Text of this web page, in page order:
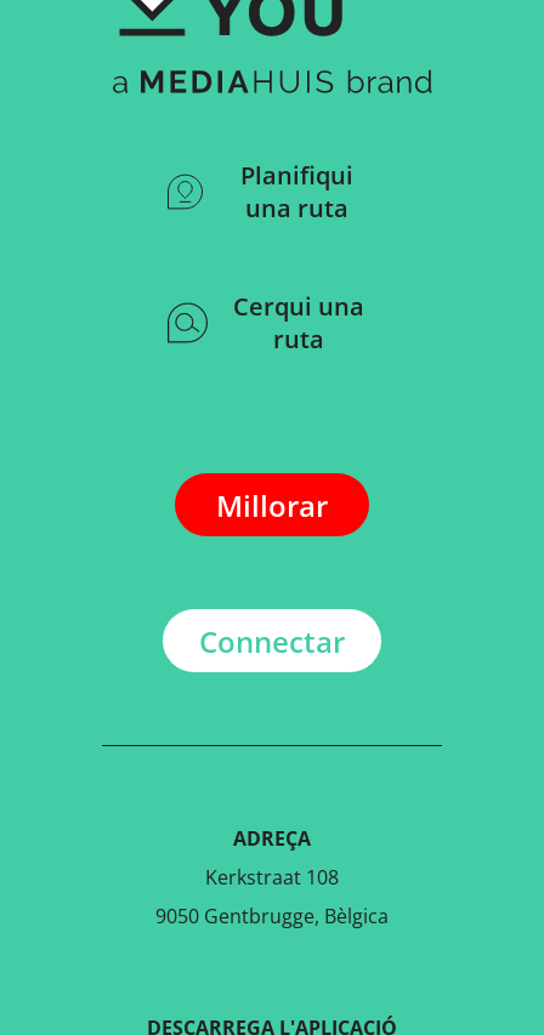
Planifiqui
una ruta
Cerqui una
ruta
Millorar
Connectar
ADREÇA
Kerkstraat 108
9050 Gentbrugge, Bèlgica
DESCARREGA L'APLICACIÓ